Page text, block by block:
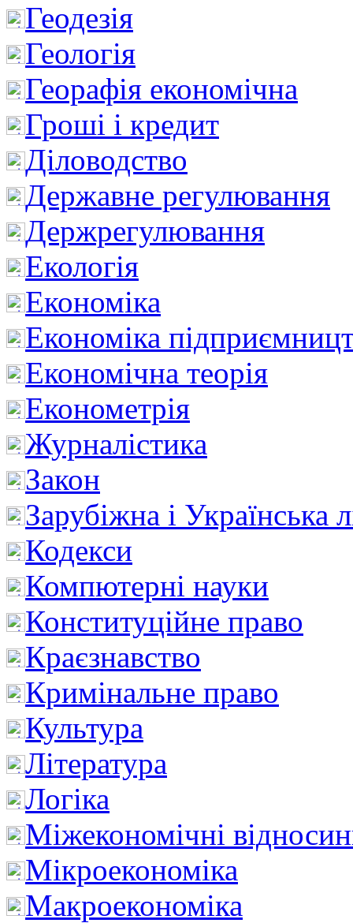
Геодезія
Геологія
Георафія економічна
Гроші і кредит
Діловодство
Державне регулювання
Держрегулювання
Екологія
Економіка
Економіка
Економічна теорія
Економетрія
Журналістика
Закон
Зарубіжна і Українська
Кодекси
Компютерні науки
Конституційне право
Краєзнавство
Кримінальне право
Культура
Література
Логіка
Міжекономічні
Мікроекономіка
Макроекономіка